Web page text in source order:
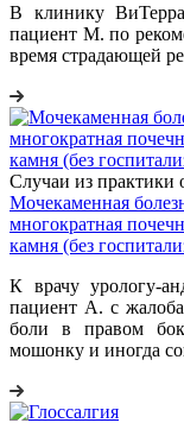
В клинику ВиТерра
пациент М. по
время страдающей
Случаи из практики
Мочекаменная
многократная
камня (без
К врачу урологу-
пациент А. с
боли в правом
мошонку и иногда